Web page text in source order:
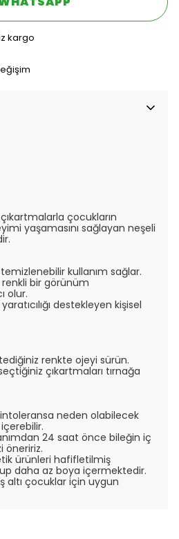
kargo
çocukların
yaşamasını sağlayan neşeli
temizlenebilir kullanım sağlar.
bir görünüm
olur.
destekleyen kişisel
renkte ojeyi sürün.
çıkartmaları tırnağa
neden olabilecek
24 saat önce bileğin iç
öneririz.
ürünleri hafifletilmiş
daha az boya içermektedir.
altı çocuklar için uygun